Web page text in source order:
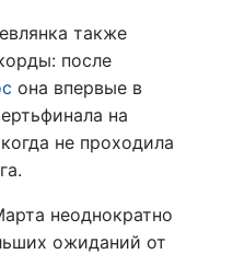
также
после
она впервые в
на
не проходила
неоднократно
ожиданий от